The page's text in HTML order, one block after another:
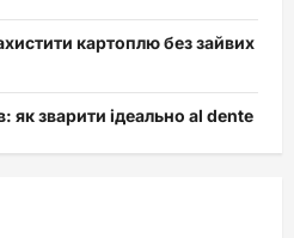
картоплю без зайвих
як зварити ідеально al dente